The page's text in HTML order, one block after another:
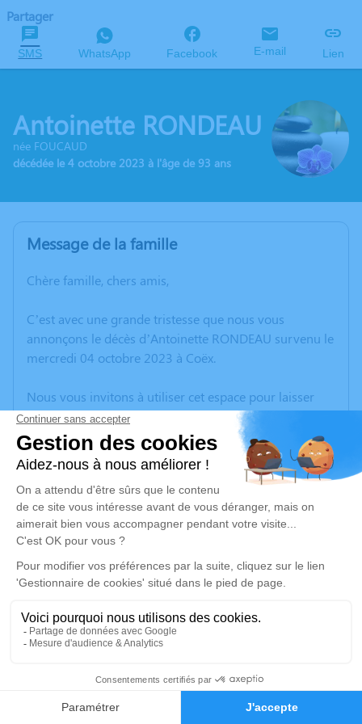
Faire-part Hommages
Partager
SMS WhatsApp Facebook E-mail Lien
Antoinette RONDEAU
née FOUCAUD
décédée le 4 octobre 2023 à l'âge de 93 ans
Message de la famille
Chère famille, chers amis,
C’est avec une grande tristesse que nous vous
annonçons le décès d’Antoinette RONDEAU survenu le
mercredi 04 octobre 2023 à Coëx.
Nous vous invitons à utiliser cet espace pour laisser
vos condoléances, partager des photos souvenirs, une
anecdote ou exprimer vos pensées à travers des
poèmes ou des textes. Cet endroit est un lieu
d'expression dédié à honorer la mémoire d’Antoinette
RONDEAU.
Un service de plantation d’arbre hommage est
disponible ici.
Je rends hommage
Cérémonie religieuse
Eglise Notre-Dame de l'Assomption de Coëx
2, Rue du Val